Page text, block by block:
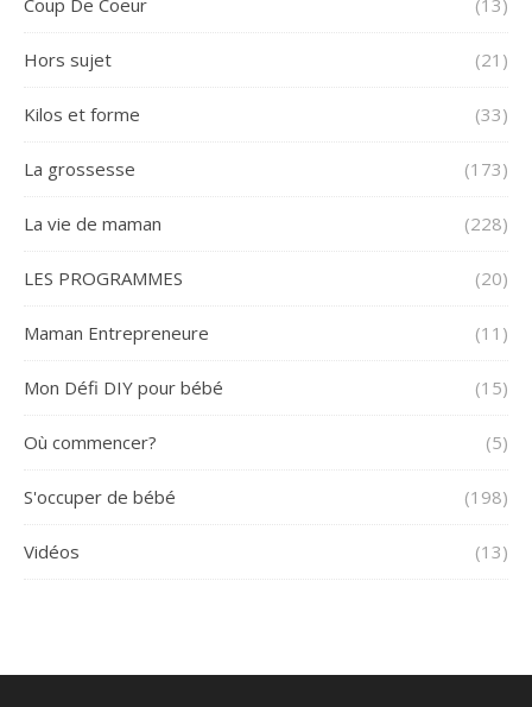
Hors sujet (21)
Kilos et forme (33)
La grossesse (173)
La vie de maman (228)
LES PROGRAMMES (20)
Maman Entrepreneure (11)
Mon Défi DIY pour bébé (15)
Où commencer? (5)
S'occuper de bébé (198)
Vidéos (13)